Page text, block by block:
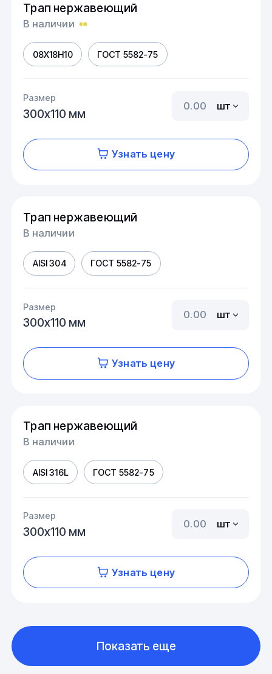
Трап нержавеющий
В наличии
08Х18Н10 ГОСТ 5582-75
Размер
300х110 мм
шт
Узнать цену
Трап нержавеющий
В наличии
AISI 304 ГОСТ 5582-75
Размер
300х110 мм
шт
Узнать цену
Трап нержавеющий
В наличии
AISI 316L ГОСТ 5582-75
Размер
300х110 мм
шт
Узнать цену
Показать еще